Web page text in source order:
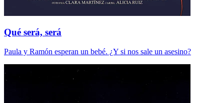
Qué será, será
Paula y Ramón esperan un bebé. ¿Y si nos sale un asesino?